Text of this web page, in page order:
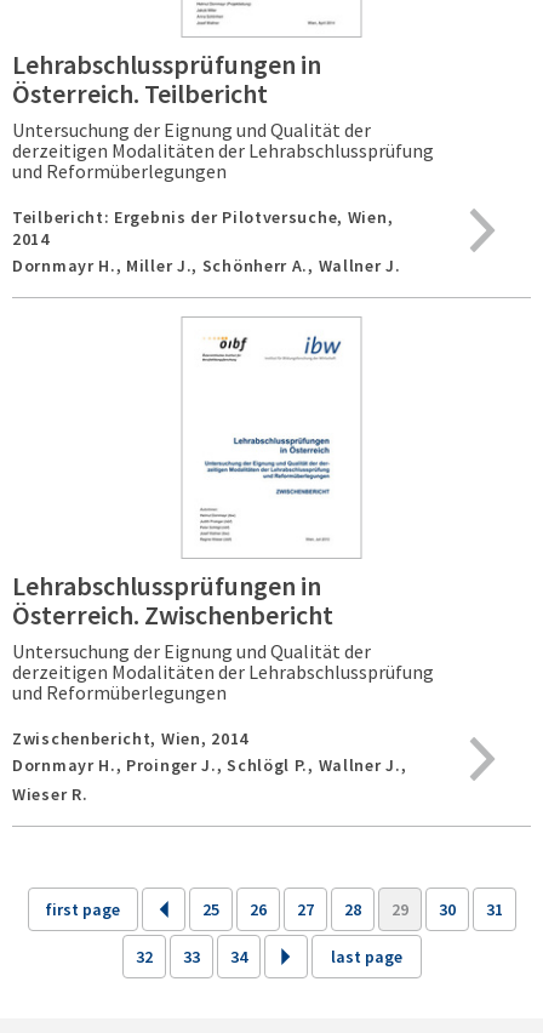
Lehrabschlussprüfungen in
Österreich. Teilbericht
Untersuchung der Eignung und Qualität der
derzeitigen Modalitäten der Lehrabschlussprüfung
und Reformüberlegungen
Teilbericht: Ergebnis der Pilotversuche, Wien,
2014
Dornmayr H., Miller J., Schönherr A., Wallner J.
Lehrabschlussprüfungen in
Österreich. Zwischenbericht
Untersuchung der Eignung und Qualität der
derzeitigen Modalitäten der Lehrabschlussprüfung
und Reformüberlegungen
Zwischenbericht, Wien, 2014
Dornmayr H., Proinger J., Schlögl P., Wallner J.,
Wieser R.
first page 25 26 27 28 29 30 31
32 33 34 last page